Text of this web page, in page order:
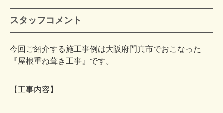
スタッフコメント
今回ご紹介する施工事例は大阪府門真市でおこなった
『屋根重ね葺き工事』です。
【工事内容】